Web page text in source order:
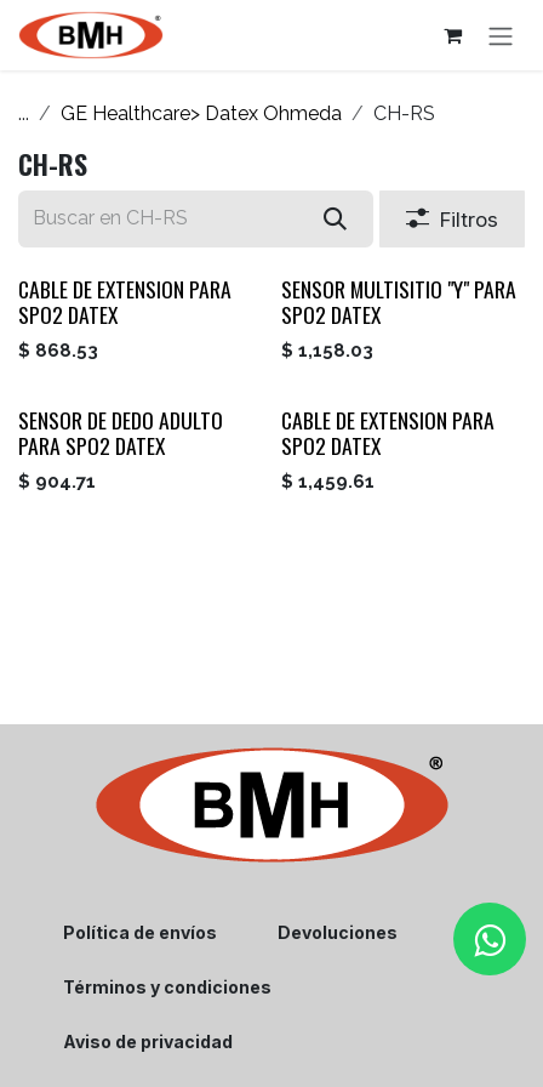
Ir al contenido
... GE Healthcare> Datex Ohmeda CH-RS
CH-RS
Filtros
CABLE DE EXTENSION PARA
SPO2 DATEX
$ 868.53
SENSOR MULTISITIO "Y" PARA
SPO2 DATEX
$ 1,158.03
SENSOR DE DEDO ADULTO
PARA SPO2 DATEX
$ 904.71
CABLE DE EXTENSION PARA
SPO2 DATEX
$ 1,459.61
Política de envíos Devoluciones
Términos y condiciones
Aviso de privacidad